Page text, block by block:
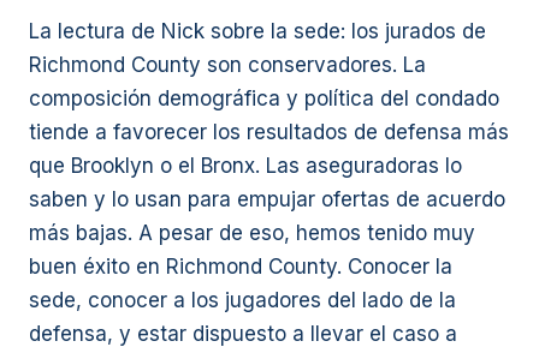
La lectura de Nick sobre la sede: los jurados de
Richmond County son conservadores. La
composición demográfica y política del condado
tiende a favorecer los resultados de defensa más
que Brooklyn o el Bronx. Las aseguradoras lo
saben y lo usan para empujar ofertas de acuerdo
más bajas. A pesar de eso, hemos tenido muy
buen éxito en Richmond County. Conocer la
sede, conocer a los jugadores del lado de la
defensa, y estar dispuesto a llevar el caso a